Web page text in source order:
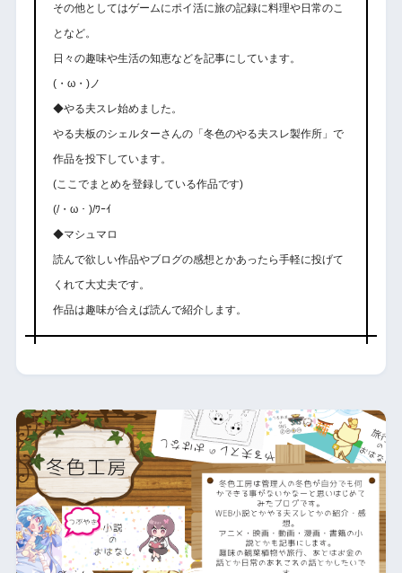
その他としてはゲームにポイ活に旅の記録に料理や日常のこ
となど。
日々の趣味や生活の知恵などを記事にしています。
(・ω・)ノ
◆やる夫スレ始めました。
やる夫板のシェルターさんの「冬色のやる夫スレ製作所」で
作品を投下しています。
(ここでまとめを登録している作品です)
(/・ω・)/ﾜｰｲ
◆マシュマロ
読んで欲しい作品やブログの感想とかあったら手軽に投げて
くれて大丈夫です。
作品は趣味が合えば読んで紹介します。